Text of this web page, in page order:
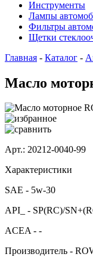
Инструменты
Лампы
Фильтры
Щетки
Главная - Каталог -
Масло
Арт.: 20212-0040-99
Характеристики
SAE - 5w-30
API_ - SP(RC)/
ACEA - -
Производитель -